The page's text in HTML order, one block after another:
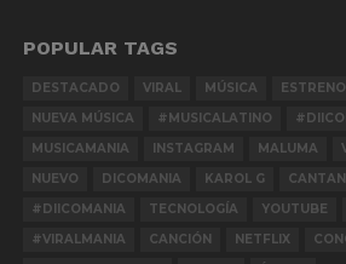
POPULAR TAGS
DESTACADO VIRAL MÚSICA ESTRENO
NUEVA MÚSICA
#MUSICALATINO
MUSICAMANIA
INSTAGRAM MALUMA
NUEVO
DICOMANIA KAROL G
#DIICOMANIA
TECNOLOGÍA YOUTUBE
#VIRALMANIA
CANCIÓN NETFLIX